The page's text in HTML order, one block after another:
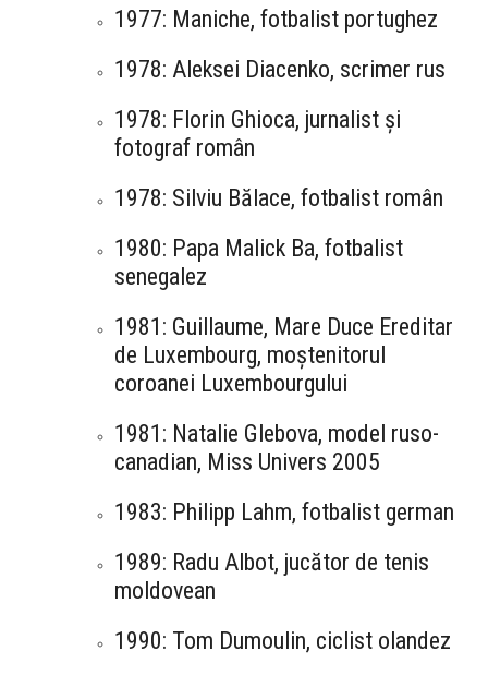
1977: Maniche, fotbalist portughez
1978: Aleksei Diacenko, scrimer rus
1978: Florin Ghioca, jurnalist și
fotograf român
1978: Silviu Bălace, fotbalist român
1980: Papa Malick Ba, fotbalist
senegalez
1981: Guillaume, Mare Duce Ereditar
de Luxembourg, moștenitorul
coroanei Luxembourgului
1981: Natalie Glebova, model ruso-
canadian, Miss Univers 2005
1983: Philipp Lahm, fotbalist german
1989: Radu Albot, jucător de tenis
moldovean
1990: Tom Dumoulin, ciclist olandez